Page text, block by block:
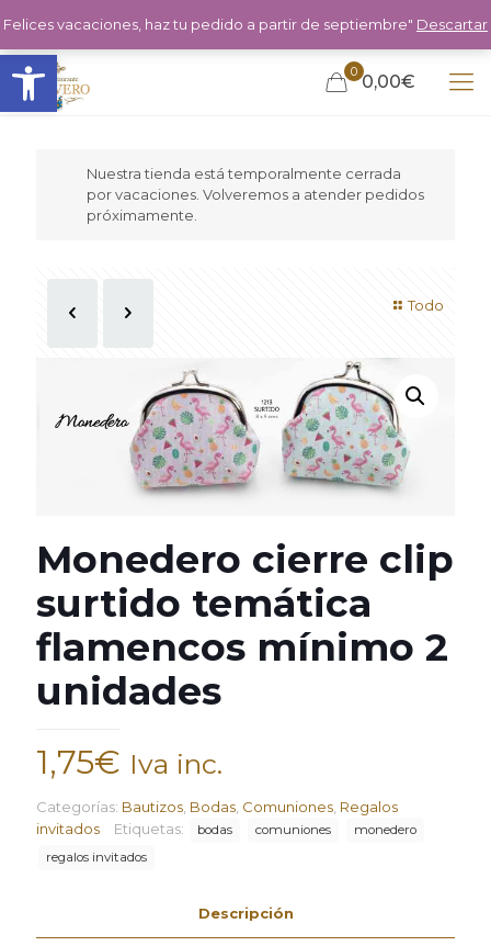
Abrir barra de herramientas 0 0,00€
Nuestra tienda está temporalmente cerrada
por vacaciones. Volveremos a atender pedidos
próximamente.
Todo
Monedero cierre clip
surtido temática
flamencos mínimo 2
unidades
1,75€ Iva inc.
Categorías: Bautizos Bodas Comuniones Regalos
invitados
Etiquetas: bodas comuniones
monedero
regalos invitados
Descripción
Felices vacaciones, haz tu pedido a partir de septiembre" Descartar